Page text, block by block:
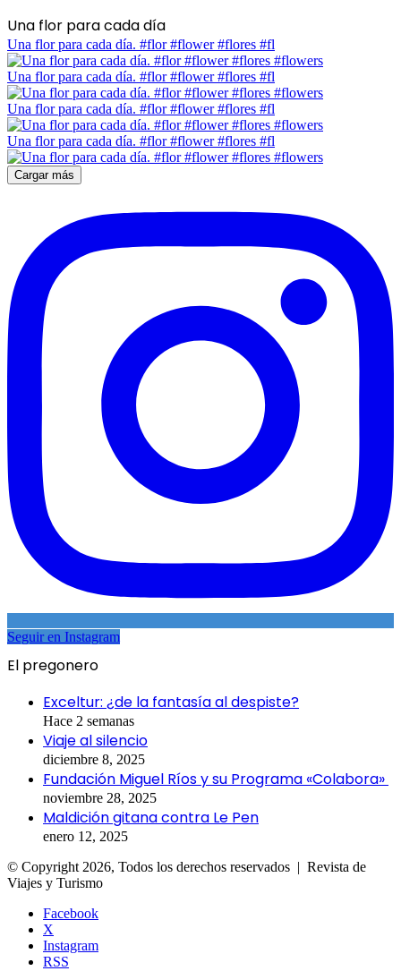
Una flor para cada día
Una flor para cada día. #flor #flower #flores #fl
Una flor para cada día. #flor #flower #flores #fl
Una flor para cada día. #flor #flower #flores #fl
Una flor para cada día. #flor #flower #flores #fl
Cargar más
Seguir en Instagram
El pregonero
Exceltur: ¿de la fantasía al despiste?
Hace 2 semanas
Viaje al silencio
diciembre 8, 2025
Fundación Miguel Ríos y su Programa «Colabora»
noviembre 28, 2025
Maldición gitana contra Le Pen
enero 12, 2025
© Copyright 2026, Todos los derechos reservados | Revista de
Viajes y Turismo
Facebook
X
Instagram
RSS